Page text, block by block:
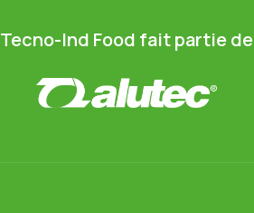
Tecno-Ind Food fait partie de